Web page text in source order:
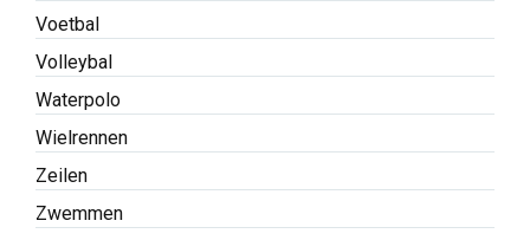
Voetbal
Volleybal
Waterpolo
Wielrennen
Zeilen
Zwemmen